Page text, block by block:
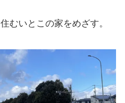
むいとこの家をめざす。